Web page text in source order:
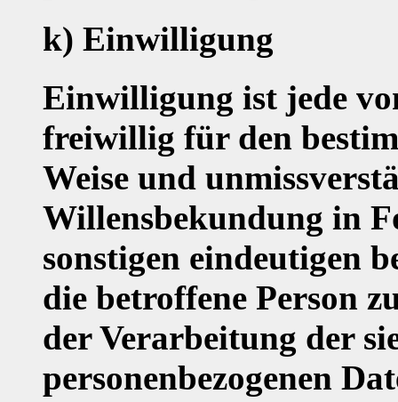
k) Einwilligung
Einwilligung ist jede
freiwillig für den
Weise und
Willensbekundung in
sonstigen eindeutigen
die betroffene Person
der Verarbeitung der
personenbezogenen